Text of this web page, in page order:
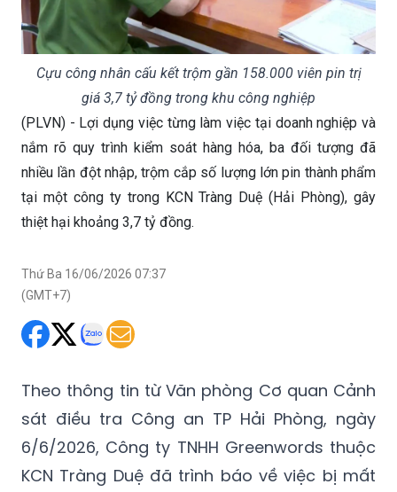
Cựu công nhân cấu kết trộm gần 158.000 viên pin trị
giá 3,7 tỷ đồng trong khu công nghiệp
(PLVN) - Lợi dụng việc từng làm việc tại doanh nghiệp và
nắm rõ quy trình kiểm soát hàng hóa, ba đối tượng đã
nhiều lần đột nhập, trộm cắp số lượng lớn pin thành phẩm
tại một công ty trong KCN Tràng Duệ (Hải Phòng), gây
thiệt hại khoảng 3,7 tỷ đồng.
Thứ Ba 16/06/2026 07:37
(GMT+7)
Theo thông tin từ Văn phòng Cơ quan Cảnh
sát điều tra Công an TP Hải Phòng, ngày
6/6/2026, Công ty TNHH Greenwords thuộc
KCN Tràng Duệ đã trình báo về việc bị mất